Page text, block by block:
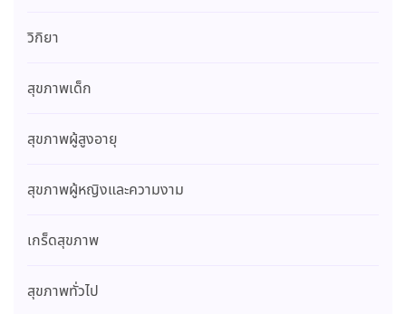
วิกิยา
สุขภาพเด็ก
สุขภาพผู้สูงอายุ
สุขภาพผู้หญิงและความงาม
เกร็ดสุขภาพ
สุขภาพทั่วไป